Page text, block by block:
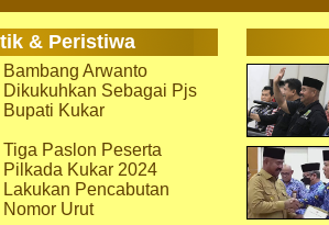
& Peristiwa
Bambang Arwanto
Dikukuhkan Sebagai Pjs
Bupati Kukar
Tiga Paslon Peserta
Pilkada Kukar 2024
Lakukan Pencabutan
Nomor Urut